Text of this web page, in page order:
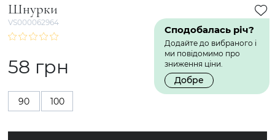
Шнурки
VS000062964
Сподобалась річ?
Додайте до вибраного і
ми повідомимо про
зниження ціни.
Добре
58 грн
90 100